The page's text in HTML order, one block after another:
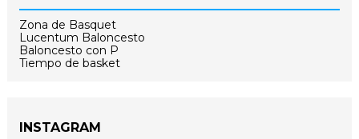
Zona de Basquet
Lucentum Baloncesto
Baloncesto con P
Tiempo de basket
INSTAGRAM